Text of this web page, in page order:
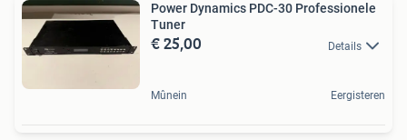
Power Dynamics PDC-30 Professionele
Tuner
€ 25,00 Details
Mûnein Eergisteren